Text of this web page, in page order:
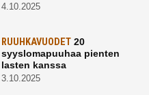
4.10.2025
RUUHKAVUODET20
syyslomapuuhaa pienten
lasten kanssa
3.10.2025